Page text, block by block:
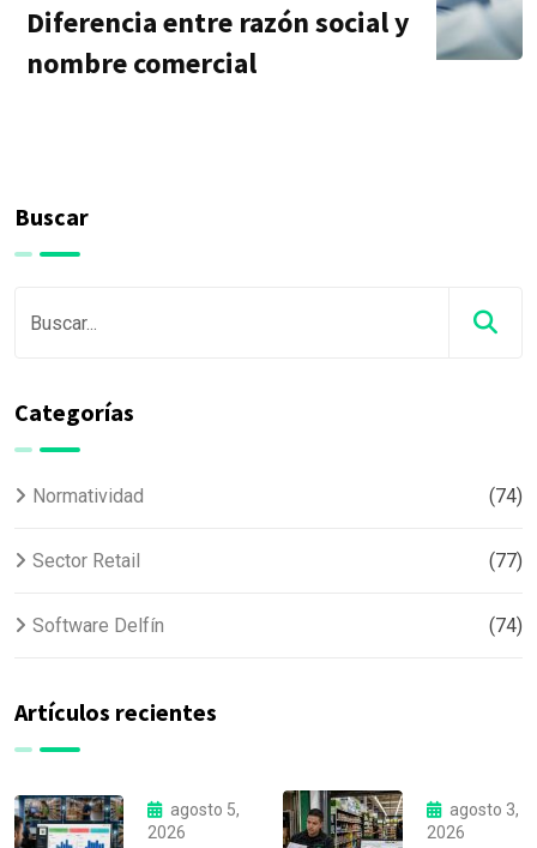
Diferencia entre razón social y
nombre comercial
Buscar
Categorías
Normatividad (74)
Sector Retail (77)
Software Delfín (74)
Artículos recientes
agosto 5,
2026
agosto 3,
2026